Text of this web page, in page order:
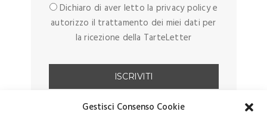
Gestisci Consenso Cookie
Dichiaro di aver letto la privacy policy e
autorizzo il trattamento dei miei dati per
la ricezione della TarteLetter